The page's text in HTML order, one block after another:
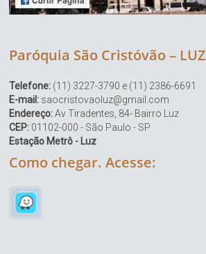
Paróquia São Cristóvão – LUZ
Telefone: (11) 3227-3790 e (11) 2386-6691
E-mail: saocristovaoluz@gmail.com
Endereço:Av Tiradentes, 84- Bairro Luz
CEP: 01102-000 - São Paulo - SP
Estação Metrô - Luz
Como chegar. Acesse: